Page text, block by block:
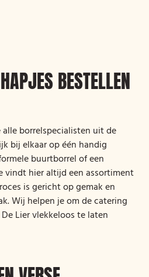
BESTELLEN
alle borrelspecialisten uit de
bij elkaar op één handig
buurtborrel of een
vindt hier altijd een assortiment
is gericht op gemak en
Wij helpen je om de catering
Lier vlekkeloos te laten